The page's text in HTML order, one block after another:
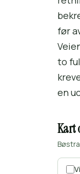
før
to
en
Kart